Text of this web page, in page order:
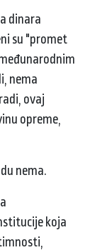
dinara
su "promet
nema
ovaj
opreme,
nema.
koja